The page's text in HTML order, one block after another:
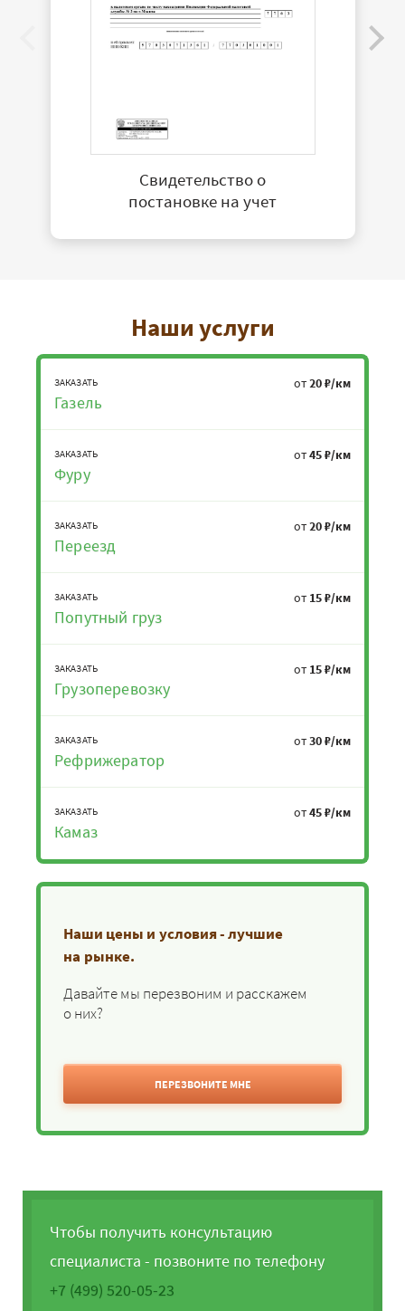
Свидетельство о
постановке на учет
Наши услуги
ЗАКАЗАТЬ
Газель
от20 ₽/км
ЗАКАЗАТЬ
Фуру
от45 ₽/км
ЗАКАЗАТЬ
Переезд
от20 ₽/км
ЗАКАЗАТЬ
Попутный груз
от 15 ₽/км
ЗАКАЗАТЬ
Грузоперевозку
от 15 ₽/км
ЗАКАЗАТЬ
Рефрижератор
от30 ₽/км
ЗАКАЗАТЬ
Камаз
от45 ₽/км
Наши цены и условия - лучшие
на рынке.
Давайте мы перезвоним и расскажем
о них?
ПЕРЕЗВОНИТЕ МНЕ
Чтобы получить консультацию
специалиста - позвоните по телефону
+7 (499) 520-05-23